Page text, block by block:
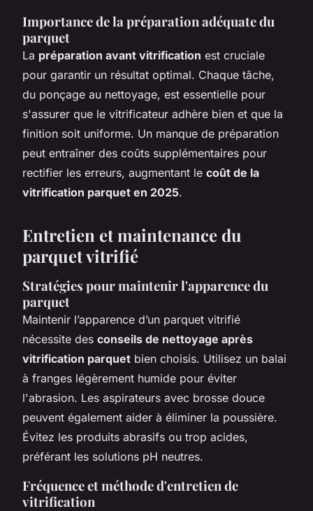
Importance de la préparation adéquate du
parquet
La préparation avant vitrification est cruciale
pour garantir un résultat optimal. Chaque tâche,
du ponçage au nettoyage, est essentielle pour
s'assurer que le vitrificateur adhère bien et que la
finition soit uniforme. Un manque de préparation
peut entraîner des coûts supplémentaires pour
rectifier les erreurs, augmentant le coût de la
vitrification parquet en 2025.
Entretien et maintenance du
parquet vitrifié
Stratégies pour maintenir l'apparence du
parquet
Maintenir l’apparence d’un parquet vitrifié
nécessite des conseils de nettoyage après
vitrification parquet bien choisis. Utilisez un balai
à franges légèrement humide pour éviter
l'abrasion. Les aspirateurs avec brosse douce
peuvent également aider à éliminer la poussière.
Évitez les produits abrasifs ou trop acides,
préférant les solutions pH neutres.
Fréquence et méthode d'entretien de
vitrification